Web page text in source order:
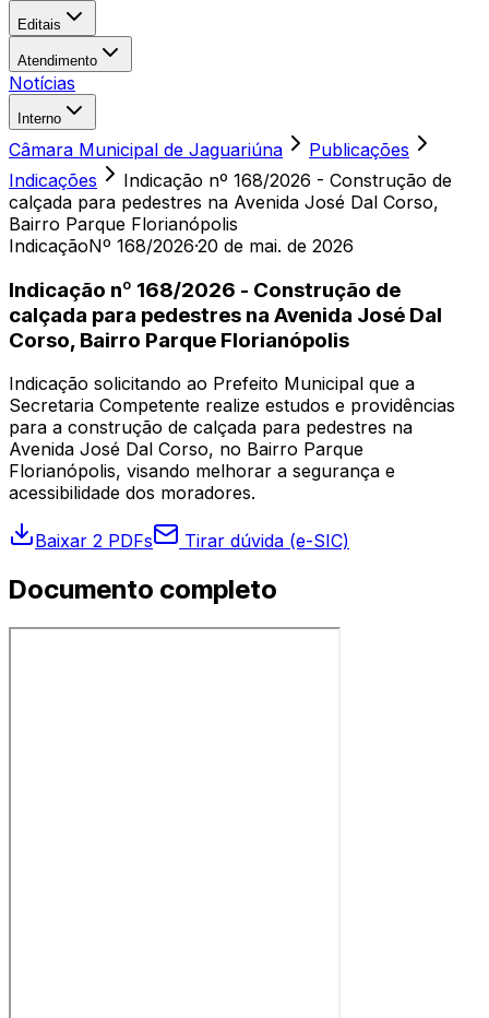
Editais
Atendimento
Notícias
Interno
Câmara Municipal de Jaguariúna
Publicações
Indicações
Indicação nº 168/2026 - Construção de
calçada para pedestres na Avenida José Dal Corso,
Bairro Parque Florianópolis
IndicaçãoNº 168/2026·20 de mai. de 2026
Indicação nº 168/2026 - Construção de
calçada para pedestres na Avenida José Dal
Corso, Bairro Parque Florianópolis
Indicação solicitando ao Prefeito Municipal que a
Secretaria Competente realize estudos e providências
para a construção de calçada para pedestres na
Avenida José Dal Corso, no Bairro Parque
Florianópolis, visando melhorar a segurança e
acessibilidade dos moradores.
Baixar 2 PDFs Tirar dúvida (e-SIC)
Documento completo